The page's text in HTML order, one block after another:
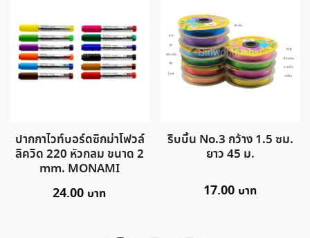
ปากกาไวท์บอร์ดซิกม่าโฟวล์
ลิควิด 220 หัวกลม ขนาด 2
mm. MONAMI
24.00
ริบบิ้น No.3 กว้าง 1.5 ซม.
ยาว 45 ม.
17.00